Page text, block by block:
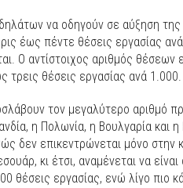
να οδηγούν σε αύξηση της
έως πέντε θέσεις εργασίας
Ο αντίστοιχος αριθμός θέσεων
τρεις θέσεις εργασίας ανά 1.000.
τον μεγαλύτερο αριθμό
η Πολωνία, η Βουλγαρία και
δεν επικεντρώνεται μόνο
κι έτσι, αναμένεται να
θέσεις εργασίας, ενώ λίγο πιο